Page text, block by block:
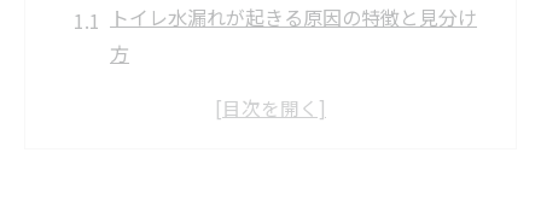
トイレ水漏れが起きる原因の特徴と見分け
方
床や壁から発見できるトイレ水漏れのサイ